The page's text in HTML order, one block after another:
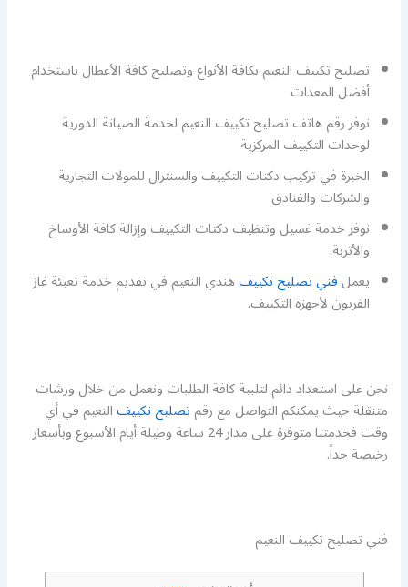
تصليح تكييف النعيم بكافة الأنواع وتصليح كافة الأعطال باستخدام
أفضل المعدات
نوفر رقم هاتف تصليح تكييف النعيم لخدمة الصيانة الدورية
لوحدات التكييف المركزية
الخبرة في تركيب دكتات التكييف والسنترال للمولات التجارية
والشركات والفنادق
نوفر خدمة غسيل وتنظيف دكتات التكييف وإزالة كافة الأوساخ
والأتربة.
يعملفني تصليح تكييفهندي النعيم في تقديم خدمة تعبئة غاز
الفريون لأجهزة التكييف.
نحن على استعداد دائم لتلبية كافة الطلبات ونعمل من خلال ورشات
متنقلة حيث يمكنكم التواصل مع رقمتصليح تكييفالنعيم في أي
وقت فخدمتنا متوفرة على مدار 24 ساعة وطيلة أيام الأسبوع وبأسعار
رخيصة جداً.
فني تصليح تكييف النعيم